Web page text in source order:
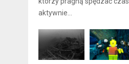
aktywnie...